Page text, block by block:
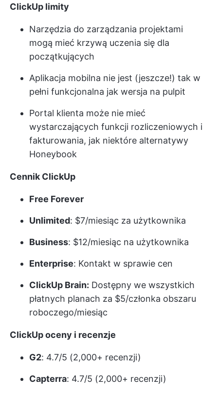
ClickUp limity
Narzędzia do zarządzania projektami
mogą mieć krzywą uczenia się dla
początkujących
Aplikacja mobilna nie jest (jeszcze!) tak w
pełni funkcjonalna jak wersja na pulpit
Portal klienta może nie mieć
wystarczających funkcji rozliczeniowych i
fakturowania, jak niektóre alternatywy
Honeybook
Cennik ClickUp
Free Forever
Unlimited: $7/miesiąc za użytkownika
Business: $12/miesiąc na użytkownika
Enterprise: Kontakt w sprawie cen
ClickUp Brain: Dostępny we wszystkich
płatnych planach za $5/członka obszaru
roboczego/miesiąc
ClickUp oceny i recenzje
G2: 4.7/5 (2,000+ recenzji)
Capterra: 4.7/5 (2,000+ recenzji)